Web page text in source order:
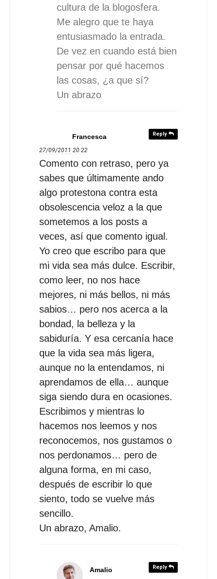
cultura de la blogosfera.
Me alegro que te haya
entusiasmado la entrada.
De vez en cuando está bien
pensar por qué hacemos
las cosas, ¿a que sí?
Un abrazo
Reply
Francesca
27/09/2011 20:22
Comento con retraso, pero ya
sabes que últimamente ando
algo protestona contra esta
obsolescencia veloz a la que
sometemos a los posts a
veces, así que comento igual.
Yo creo que escribo para que
mi vida sea más dulce. Escribir,
como leer, no nos hace
mejores, ni más bellos, ni más
sabios… pero nos acerca a la
bondad, la belleza y la
sabiduría. Y esa cercanía hace
que la vida sea más ligera,
aunque no la entendamos, ni
aprendamos de ella… aunque
siga siendo dura en ocasiones.
Escribimos y mientras lo
hacemos nos leemos y nos
reconocemos, nos gustamos o
nos perdonamos… pero de
alguna forma, en mi caso,
después de escribir lo que
siento, todo se vuelve más
sencillo.
Un abrazo, Amalio.
Reply
Amalio